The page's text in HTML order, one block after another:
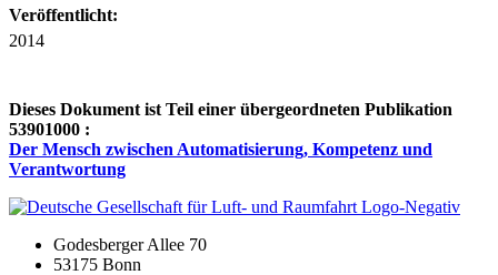
Veröffentlicht:
2014
Dieses Dokument ist Teil einer übergeordneten Publikation
53901000 :
Der Mensch zwischen Automatisierung, Kompetenz und
Verantwortung
Godesberger Allee 70
53175 Bonn